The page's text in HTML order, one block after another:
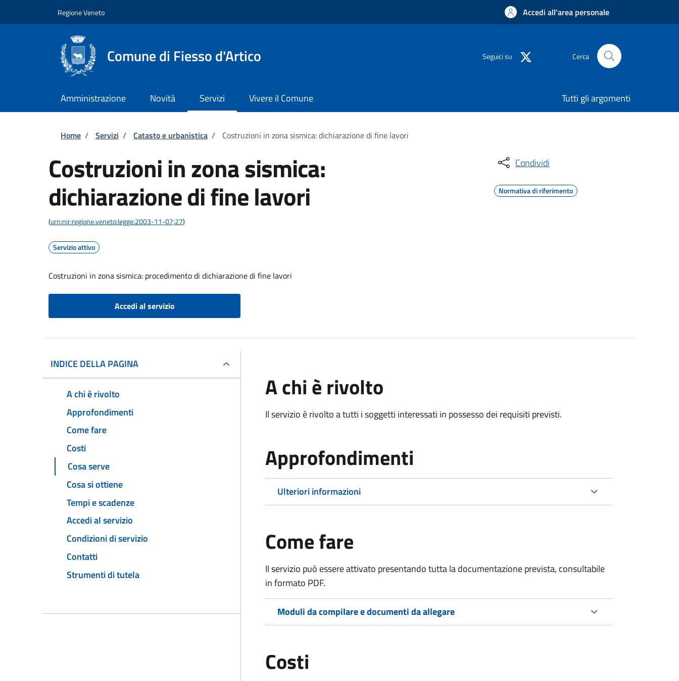
Regione Veneto Accedi all'area personale
Comune di Fiesso d'Artico Seguici su Cerca
Amministrazione Novità Servizi Vivere il Comune Tutti gli argomenti
Briciole di pane
Home / Servizi / Catasto e urbanistica / Costruzioni in zona sismica: dichiarazione di fine lavori
Costruzioni in zona sismica:
dichiarazione di fine lavori
(urn:nir:regione.veneto:legge:2003-11-07;27)
Servizio attivo
Costruzioni in zona sismica: procedimento di dichiarazione di fine lavori
Accedi al servizio
Condividi
Normativa di riferimento
INDICE DELLA PAGINA
A chi è rivolto
Approfondimenti
Come fare
Costi
Cosa serve
Cosa si ottiene
Tempi e scadenze
Accedi al servizio
Condizioni di servizio
Contatti
Strumenti di tutela
A chi è rivolto
Il servizio è rivolto a tutti i soggetti interessati in possesso dei requisiti previsti.
Approfondimenti
Ulteriori informazioni
Come fare
Il servizio può essere attivato presentando tutta la documentazione prevista, consultabile
in formato PDF.
Moduli da compilare e documenti da allegare
Costi